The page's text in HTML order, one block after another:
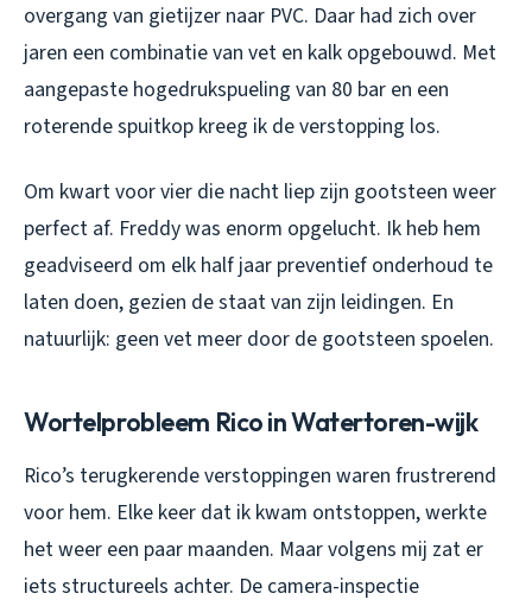
overgang van gietijzer naar PVC. Daar had zich over
jaren een combinatie van vet en kalk opgebouwd. Met
aangepaste hogedrukspueling van 80 bar en een
roterende spuitkop kreeg ik de verstopping los.
Om kwart voor vier die nacht liep zijn gootsteen weer
perfect af. Freddy was enorm opgelucht. Ik heb hem
geadviseerd om elk half jaar preventief onderhoud te
laten doen, gezien de staat van zijn leidingen. En
natuurlijk: geen vet meer door de gootsteen spoelen.
Wortelprobleem Rico in Watertoren-wijk
Rico’s terugkerende verstoppingen waren frustrerend
voor hem. Elke keer dat ik kwam ontstoppen, werkte
het weer een paar maanden. Maar volgens mij zat er
iets structureels achter. De camera-inspectie